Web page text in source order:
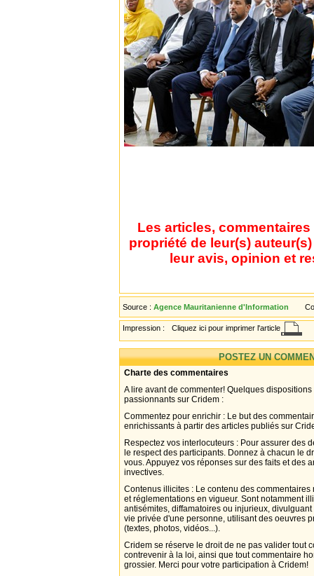
Les articles,
propriété de leur(s)
leur avis, opinion et
Source : Agence Mauritanienne d'Information
Impression : Cliquez ici pour imprimer l'article
POSTEZ UN
Charte des commentaires
A lire avant de commenter! Quelques
passionnants sur Cridem :
Commentez pour enrichir : Le but des
enrichissants à partir des articles publiés sur
Respectez vos interlocuteurs : Pour assurer des
le respect des participants. Donnez à chacun le
vous. Appuyez vos réponses sur des faits et des
invectives.
Contenus illicites : Le contenu des
et réglementations en vigueur. Sont notamment
antisémites, diffamatoires ou injurieux,
vie privée d'une personne, utilisant des oeuvres
(textes, photos, vidéos...).
Cridem se réserve le droit de ne pas valider tout
contrevenir à la loi, ainsi que tout commentaire
grossier. Merci pour votre participation à Cridem!